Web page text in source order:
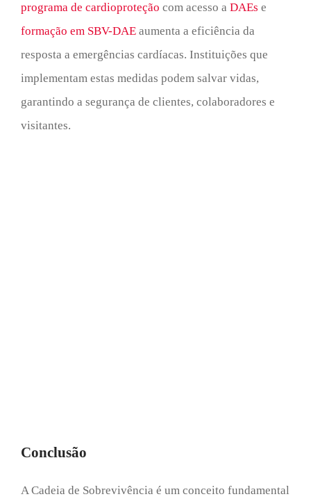
programa de cardioproteção com acesso a DAEs e
formação em SBV-DAE aumenta a eficiência da
resposta a emergências cardíacas. Instituições que
implementam estas medidas podem salvar vidas,
garantindo a segurança de clientes, colaboradores e
visitantes.
Conclusão
A Cadeia de Sobrevivência é um conceito fundamental